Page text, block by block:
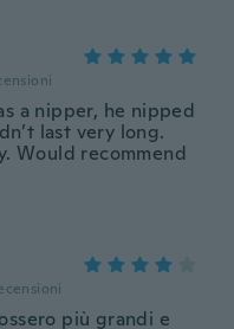
a nipper, he nipped
last very long.
Would recommend
più grandi e